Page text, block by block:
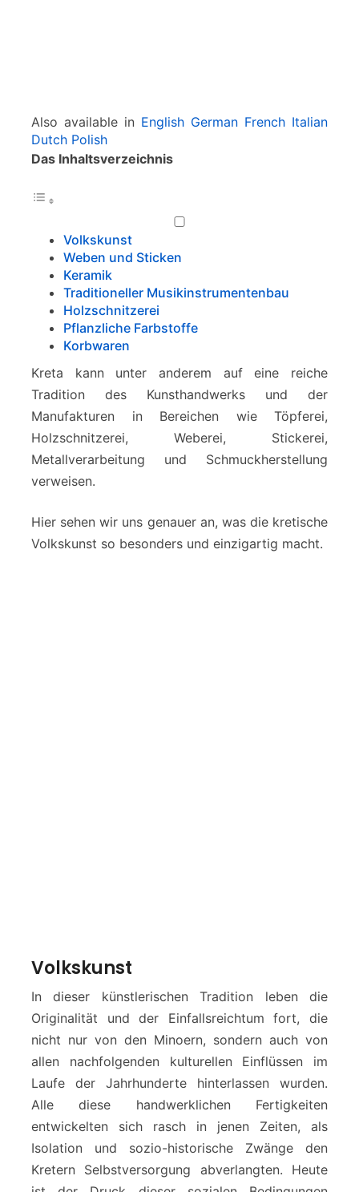
Also available in English German French Italian
Dutch Polish
Das Inhaltsverzeichnis
Volkskunst
Weben und Sticken
Keramik
Traditioneller Musikinstrumentenbau
Holzschnitzerei
Pflanzliche Farbstoffe
Korbwaren
Kreta kann unter anderem auf eine reiche
Tradition des Kunsthandwerks und der
Manufakturen in Bereichen wie Töpferei,
Holzschnitzerei, Weberei, Stickerei,
Metallverarbeitung und Schmuckherstellung
verweisen.
Hier sehen wir uns genauer an, was die kretische
Volkskunst so besonders und einzigartig macht.
Volkskunst
In dieser künstlerischen Tradition leben die
Originalität und der Einfallsreichtum fort, die
nicht nur von den Minoern, sondern auch von
allen nachfolgenden kulturellen Einflüssen im
Laufe der Jahrhunderte hinterlassen wurden.
Alle diese handwerklichen Fertigkeiten
entwickelten sich rasch in jenen Zeiten, als
Isolation und sozio-historische Zwänge den
Kretern Selbstversorgung abverlangten. Heute